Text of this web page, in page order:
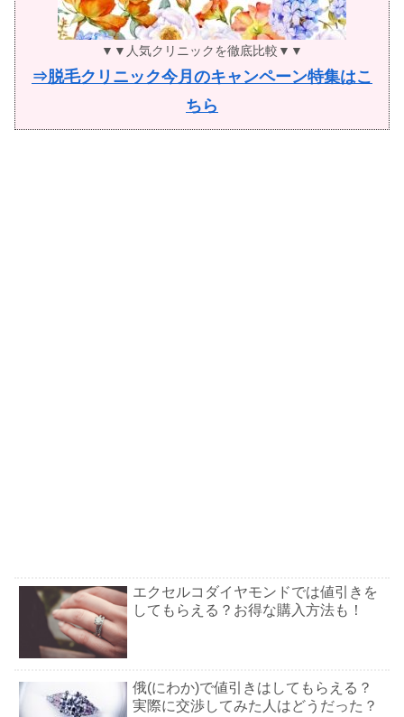
▼▼人気クリニックを徹底比較▼▼
⇒脱毛クリニック今月のキャンペーン特集はこ
ちら
エクセルコダイヤモンドでは値引きを
してもらえる？お得な購入方法も！
俄(にわか)で値引きはしてもらえる？
実際に交渉してみた人はどうだった？